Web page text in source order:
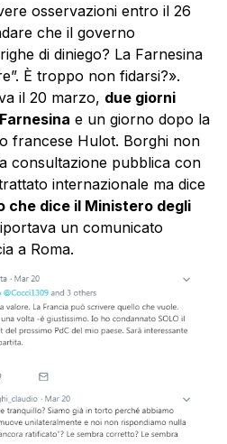
osservazioni entro il 26
che il governo
di diniego? La Farnesina
È troppo non fidarsi?».
il 20 marzo, due giorni
e un giorno dopo la
francese Hulot. Borghi non
consultazione pubblica con
internazionale ma dice
che dice il Ministero degli
un comunicato
a Roma.